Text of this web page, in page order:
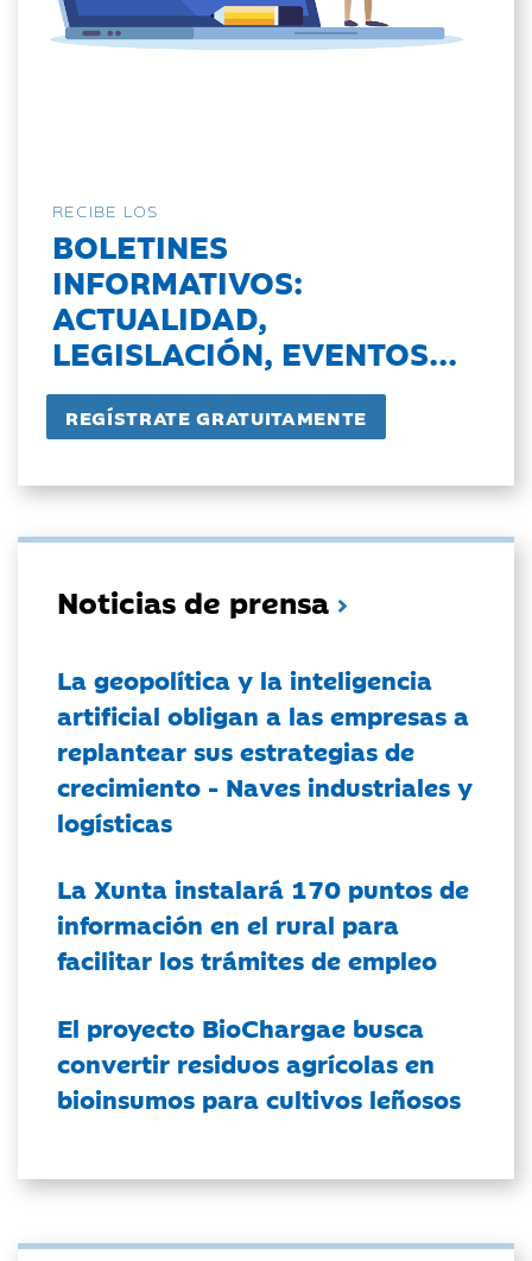
RECIBE LOS
BOLETINES
INFORMATIVOS:
ACTUALIDAD,
LEGISLACIÓN, EVENTOS...
Noticias de prensa
La geopolítica y la inteligencia
artificial obligan a las empresas a
replantear sus estrategias de
crecimiento - Naves industriales y
logísticas
La Xunta instalará 170 puntos de
información en el rural para
facilitar los trámites de empleo
El proyecto BioChargae busca
convertir residuos agrícolas en
bioinsumos para cultivos leñosos